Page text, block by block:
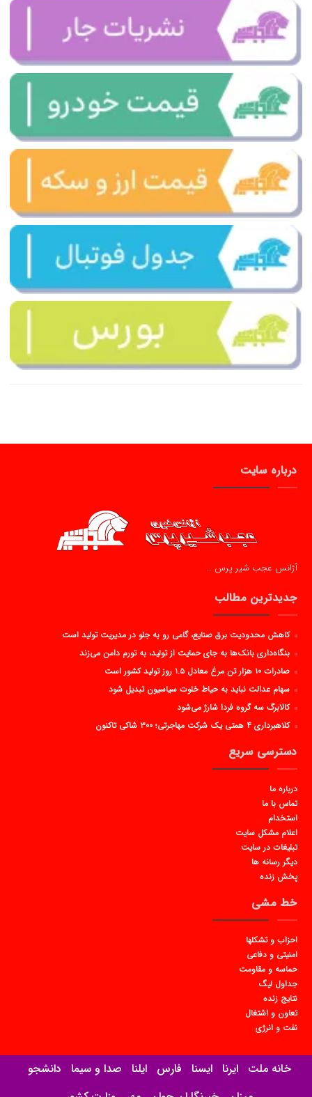
درباره سایت
آژانس عجب شیر پرس …
جدیدترین مطالب
کاهش محدودیت برق صنایع، گامی رو به جلو در مدیریت تولید است
بنگاه‌داری بانک‌ها به جای حمایت از تولید، به تورم دامن می‌زند
صادرات ۱۰ هزار تن مرغ معادل ۱.۵ روز تولید کشور است
سهام عدالت نباید به حیاط خلوت سیاسیون تبدیل شود
کالابرگ سه گروه فردا شارژ می‌شود
کلاهبرداری ۴ همتی یک شرکت مهاجرتی؛ ۳۰۰ شاکی تاکنون
دسترسی سریع
درباره ما
تماس با ما
استخدام
اعلام مشکل سایت
تبلیغات در سایت
دیگر رسانه ها
پخش زنده
خط مشی
احزاب و تشکلها
امنیتی و دفاعی
حماسه و مقاومت
جداول لیگ
نتایج زنده
تعاون و اشتغال
نفت و انرژی
خانه ملت ایرنا ایسنا فارس ایلنا صدا و سیما دانشجو